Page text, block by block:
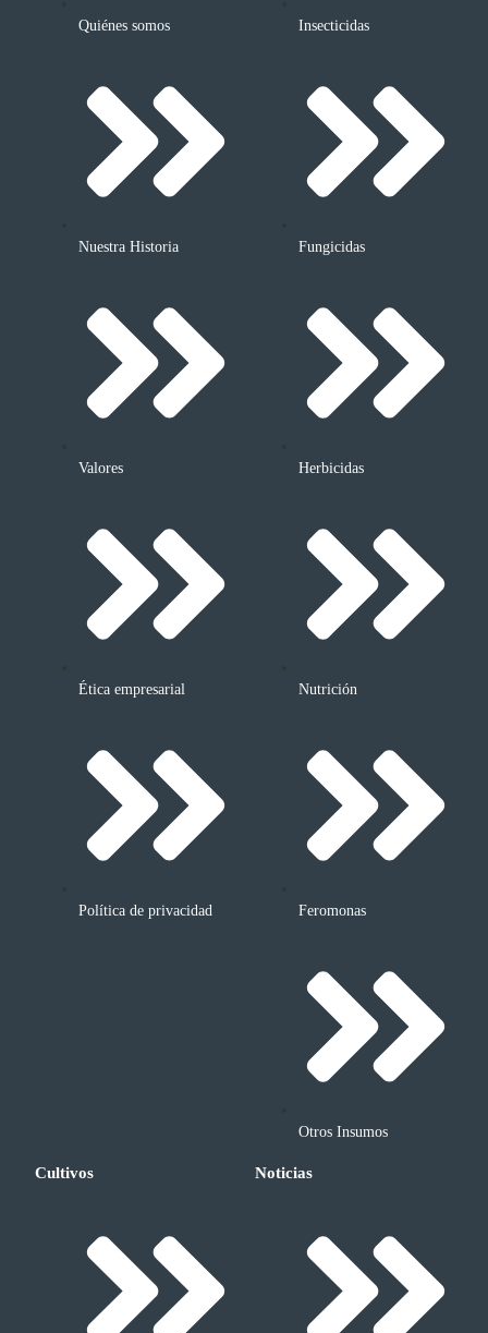
Quiénes somos
Nuestra Historia
Valores
Ética empresarial
Política de privacidad
Insecticidas
Fungicidas
Herbicidas
Nutrición
Feromonas
Otros Insumos
Cultivos Noticias